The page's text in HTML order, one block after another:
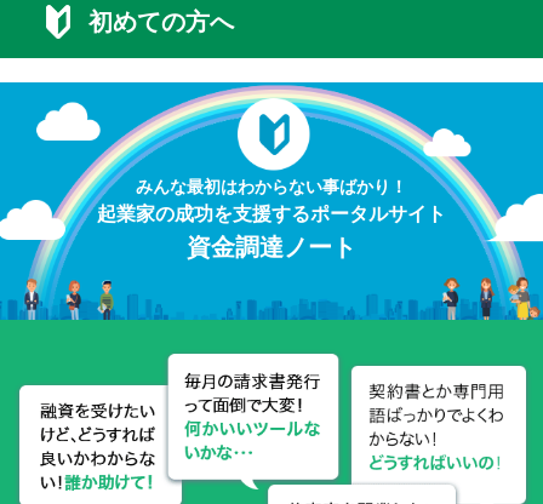
n
初めての方へ
みんな最初はわからない事ばかり！
起業家の成功を支援するポータルサイト
資金調達ノート